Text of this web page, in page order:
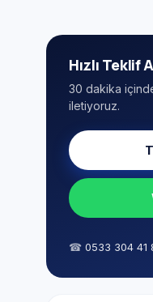
Hızlı Teklif
30 dakika
iletiyoruz.
☎ 0533 304 41